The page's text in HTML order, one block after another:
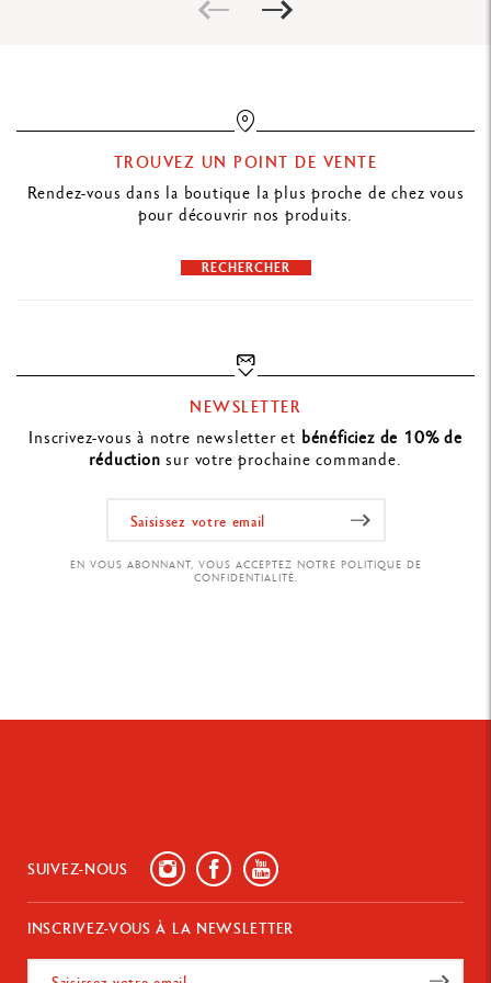
Swiss Made
Réf. 361.414
TROUVEZ UN POINT DE VENTE
Rendez-vous dans la boutique la plus proche de chez vous
pour découvrir nos produits.
RECHERCHER
NEWSLETTER
Inscrivez-vous à notre newsletter et bénéficiez de 10% de
réduction sur votre prochaine commande.
EN VOUS ABONNANT, VOUS ACCEPTEZ NOTRE POLITIQUE DE
CONFIDENTIALITÉ.
SUIVEZ-NOUS
INSCRIVEZ-VOUS À LA NEWSLETTER